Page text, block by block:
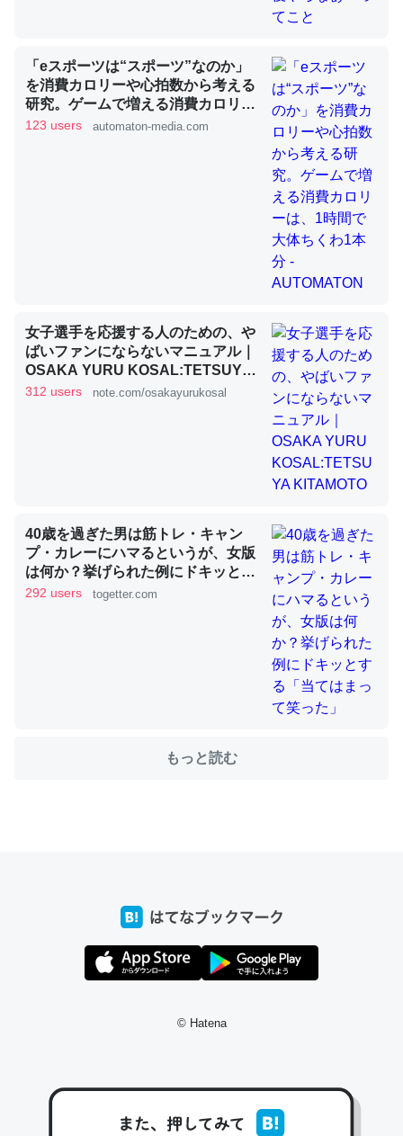
コオロギのカルシウム分はエビの600分の1程度。
論文では「淡水はカルシウムも酸素も不足してて両方に不
利だから両方が拮抗してるのでは」とあって面白い。海に
いる鋏角類（カブトガニ・ウミグモ）はカルシウムを使わ
ずキチンを強化してる筈だが、酵素が違うのか？
─ニュース :: 【研究発表】昆虫学の大問題＝「昆虫はなぜ海にいな
これを元に考えるとカルシウムを大量に使う脊椎動物と貝
類は苦労してるんだな…。腹足類だと殻を無くしてナメク
─ニュース :: 【研究発表】昆虫学の大問題＝「昆虫はなぜ海にいな
ウチもEchoを実家に置いて４年。でたまに覗いてる。ぼ
ちぼちRingも置こうかと画策中。あと、Googleマップで
位置情報を共有してる。電池残量や充電中かが分かるので
─たまにLINEするくらいだった遠方の父67歳と僕。ITツール導入で
コミュニケーションが劇的に変化した｜tayorini by LIFULL介護
コミュニケーションが劇的に変化した｜tayorini by LIFULL介護
私も3年前ぐらいに祖母の家に設置した。ポケットWifiみ
https://toyoshi.hatenablog.com/entry/2019/05/15/1805
「eスポーツは“スポーツ”なのか」
を消費カロリーや心拍数から考える
研究。ゲームで増える消費カロリー
は、1時間で大体ちくわ1本分 -
123 users automaton-media.com
女子選手を応援する人のための、や
ばいファンにならないマニュアル｜
OSAKA YURU KOSAL:TETSUYA
KITAMOTO
312 users note.com/osakayurukosal
40歳を過ぎた男は筋トレ・キャン
プ・カレーにハマるというが、女版
は何か？挙げられた例にドキッとす
る「当てはまって笑った」
292 users togetter.com
もっと読む
© Hatena